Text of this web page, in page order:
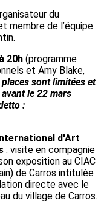
du
membre de l’équipe
20h (programme
et Amy Blake,
places sont limitées et
le 22 mars
:
d'Art
: visite en compagnie
exposition au CIAC
de Carros intitulée
directe avec le
du village de Carros.